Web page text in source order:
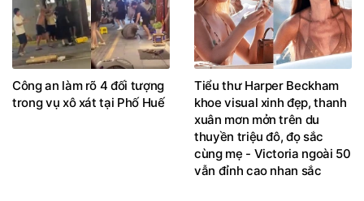
Công an làm rõ 4 đối tượng
trong vụ xô xát tại Phố Huế
Tiểu thư Harper Beckham
khoe visual xinh đẹp, thanh
xuân mơn mởn trên du
thuyền triệu đô, đọ sắc
cùng mẹ - Victoria ngoài 50
vẫn đỉnh cao nhan sắc